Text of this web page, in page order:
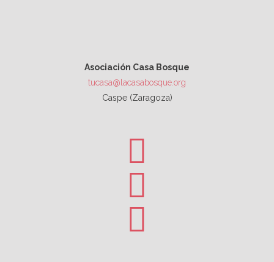
Asociación Casa Bosque
tucasa@lacasabosque.org
Caspe (Zaragoza)